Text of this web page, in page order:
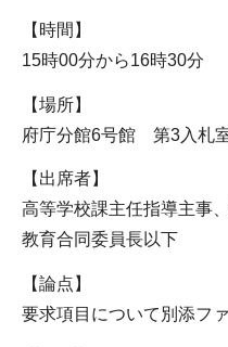
【時間】
15時00分から16時30分
【場所】
府庁分館6号館 第3入札
【出席者】
高等学校課主任指導主事
教育合同委員長以下
【論点】
要求項目について別添フ